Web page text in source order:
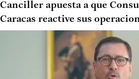
Canciller apuesta a que
Caracas reactive sus